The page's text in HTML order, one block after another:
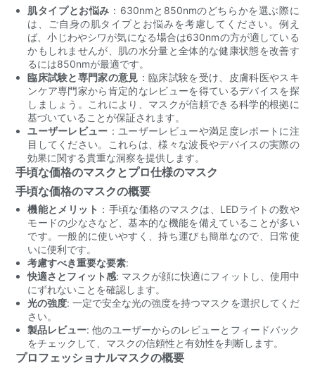
肌タイプとお悩み ：630nmと850nmのどちらかを選ぶ際に
は、ご自身の肌タイプとお悩みを考慮してください。例え
ば、小じわやシワが気になる場合は630nmの方が適している
かもしれませんが、肌の水分量と全体的な健康状態を改善す
るには850nmが最適です。
臨床試験と専門家の意見 ：臨床試験を受け、皮膚科医やスキ
ンケア専門家から肯定的なレビューを得ているデバイスを探
しましょう。これにより、マスクが信頼できる科学的根拠に
基づいていることが保証されます。
ユーザーレビュー ：ユーザーレビューや満足度レポートに注
目してください。これらは、様々な波長やデバイスの実際の
効果に関する貴重な洞察を提供します。
手頃な価格のマスクとプロ仕様のマスク
手頃な価格のマスクの概要
機能とメリット ：手頃な価格のマスクは、LEDライトの数や
モードの少なさなど、基本的な機能を備えていることが多い
です。一般的に使いやすく、持ち運びも簡単なので、日常使
いに便利です。
考慮すべき重要な要素:
快適さとフィット感: マスクが顔に快適にフィットし、使用中
にずれないことを確認します。
光の強度: 一定で安全な光の強度を持つマスクを選択してくだ
さい。
製品レビュー: 他のユーザーからのレビューとフィードバック
をチェックして、マスクの信頼性と有効性を判断します。
プロフェッショナルマスクの概要